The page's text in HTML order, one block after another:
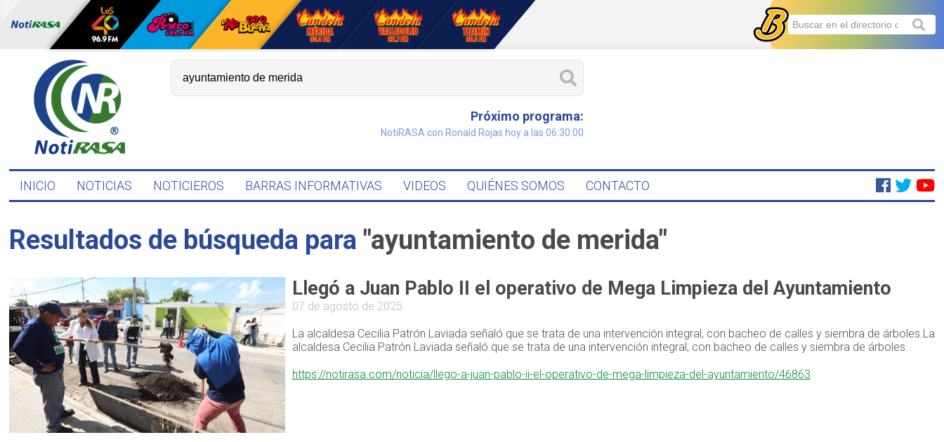
Próximo programa:
NotiRASA con Ronald Rojas hoy a las 06:30:00
INICIO NOTICIAS NOTICIEROS BARRAS INFORMATIVAS VIDEOS QUIÉNES SOMOS CONTACTO
Resultados de búsqueda para "ayuntamiento de merida"
Llegó a Juan Pablo II el operativo de Mega Limpieza del Ayuntamiento
07 de agosto de 2025
La alcaldesa Cecilia Patrón Laviada señaló que se trata de una intervención integral, con bacheo de calles y siembra de árboles.La
alcaldesa Cecilia Patrón Laviada señaló que se trata de una intervención integral, con bacheo de calles y siembra de árboles.
https://notirasa.com/noticia/llego-a-juan-pablo-ii-el-operativo-de-mega-limpieza-del-ayuntamiento/46863